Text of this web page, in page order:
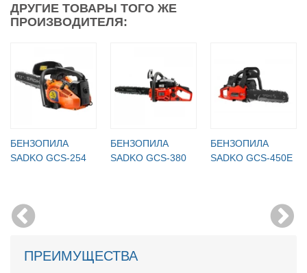
ДРУГИЕ ТОВАРЫ ТОГО ЖЕ
ПРОИЗВОДИТЕЛЯ:
БЕНЗОПИЛА
SADKO GCS-254
БЕНЗОПИЛА
SADKO GCS-380
БЕНЗОПИЛА
SADKO GCS-450E
ПРЕИМУЩЕСТВА